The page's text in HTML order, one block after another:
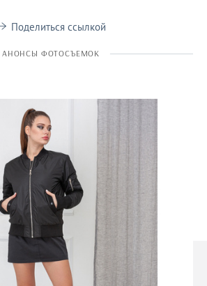
Поделиться ссылкой
АНОНСЫ ФОТОСЪЕМОК